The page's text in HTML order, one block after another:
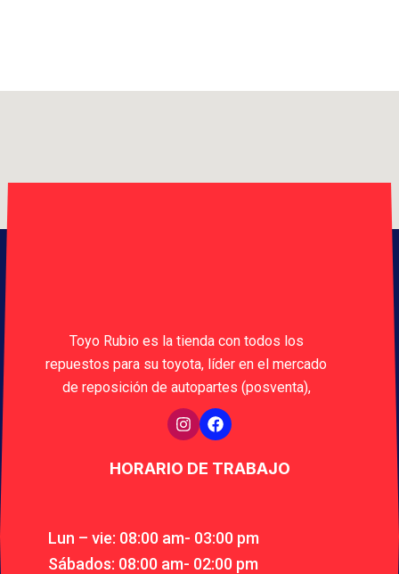
Toyo Rubio es la tienda con todos los
repuestos para su toyota, líder en el mercado
de reposición de autopartes (posventa),
HORARIO DE TRABAJO
Lun – vie: 08:00 am- 03:00 pm
Sábados: 08:00 am- 02:00 pm